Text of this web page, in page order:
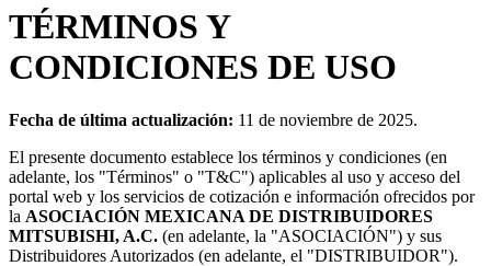
TÉRMINOS Y
CONDICIONES DE USO
Fecha de última actualización: 11 de noviembre de 2025.
El presente documento establece los términos y condiciones (en
adelante, los "Términos" o "T&C") aplicables al uso y acceso del
portal web y los servicios de cotización e información ofrecidos por
la ASOCIACIÓN MEXICANA DE DISTRIBUIDORES
MITSUBISHI, A.C. (en adelante, la "ASOCIACIÓN") y sus
Distribuidores Autorizados (en adelante, el "DISTRIBUIDOR").